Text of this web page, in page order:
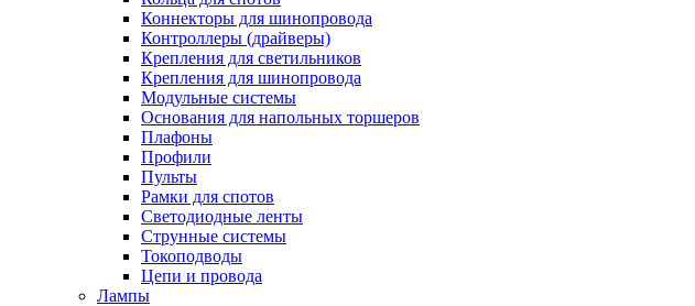
Коннекторы для шинопровода
Контроллеры (драйверы)
Крепления для светильников
Крепления для шинопровода
Модульные системы
Основания для напольных торшеров
Плафоны
Профили
Пульты
Рамки для спотов
Светодиодные ленты
Струнные системы
Токоподводы
Цепи и провода
Лампы